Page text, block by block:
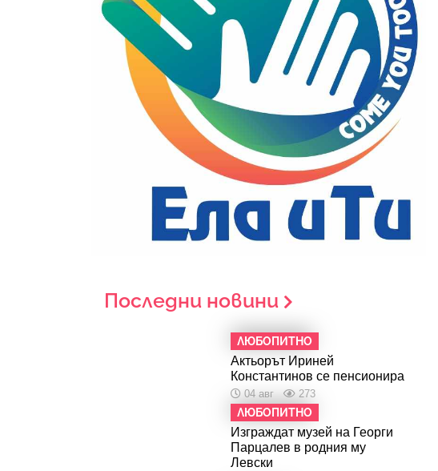
Последни новини
ЛЮБОПИТНО
Актьорът Ириней
Константинов се пенсионира
04 авг 273
ЛЮБОПИТНО
Изграждат музей на Георги
Парцалев в родния му
Левски